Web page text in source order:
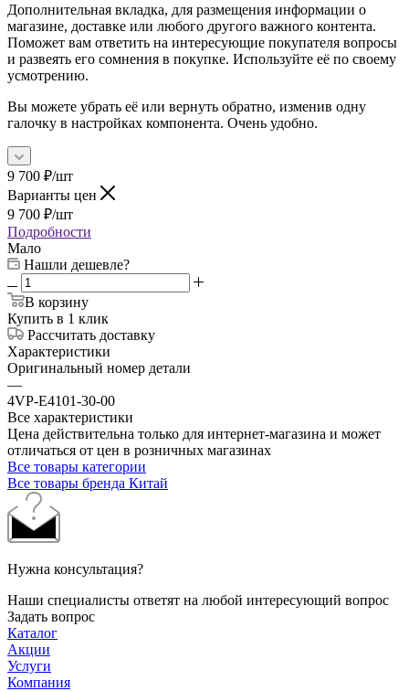
Дополнительная вкладка, для размещения информации о
магазине, доставке или любого другого важного контента.
Поможет вам ответить на интересующие покупателя вопросы
и развеять его сомнения в покупке. Используйте её по своему
усмотрению.
Вы можете убрать её или вернуть обратно, изменив одну
галочку в настройках компонента. Очень удобно.
9 700 ₽/шт
Варианты цен
9 700 ₽/шт
Подробности
Мало
Нашли дешевле?
В корзину
Купить в 1 клик
Рассчитать доставку
Характеристики
Оригинальный номер детали
—
4VP-E4101-30-00
Все характеристики
Цена действительна только для интернет-магазина и может
отличаться от цен в розничных магазинах
Все товары категории
Все товары бренда Китай
Нужна консультация?
Наши специалисты ответят на любой интересующий вопрос
Задать вопрос
Каталог
Акции
Услуги
Компания